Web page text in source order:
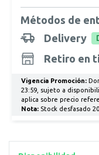
Métodos de
Delivery
Retiro en
Vigencia Promoción:
23:59, sujeto a
aplica sobre precio
Nota:Stock desfasado